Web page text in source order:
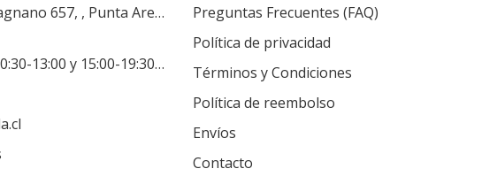
, Punta Arenas, Magallanes, Chile
13:00 y 15:00-19:30 hrs
Preguntas Frecuentes (FAQ)
Política de privacidad
Términos y Condiciones
Política de reembolso
Envíos
Contacto